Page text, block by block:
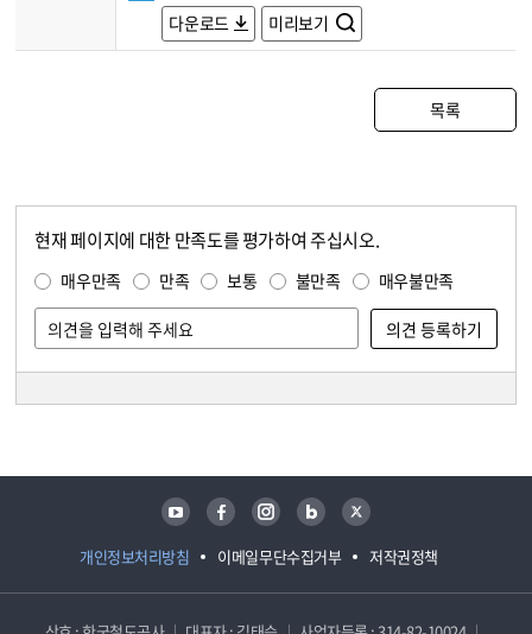
다운로드
미리보기
목록
현재 페이지에 대한 만족도를 평가하여 주십시오.
매우만족 만족 보통 불만족 매우불만족
개인정보처리방침 이메일무단수집거부 저작권정책
유튜브 페이스북 인스타그램 블로그 트위터